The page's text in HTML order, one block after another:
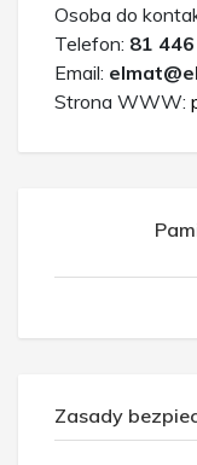
Osoba do
Telefon: 81
Email:
Strona WWW:
Zasady